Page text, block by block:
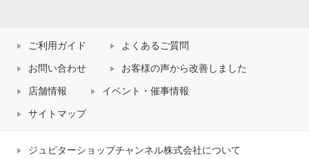
ご利用ガイド よくあるご質問
お問い合わせ お客様の声から改善しました
店舗情報 イベント・催事情報
サイトマップ
ジュピターショップチャンネル株式会社について